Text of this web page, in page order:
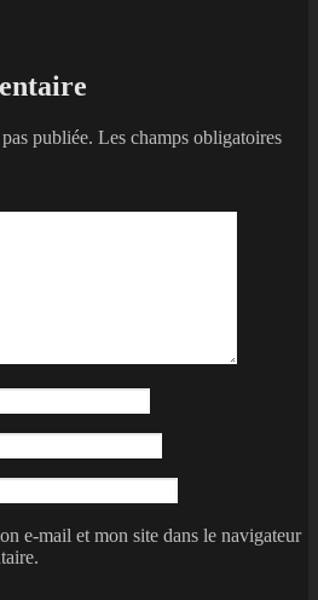
publiée. Les champs obligatoires
e-mail et mon site dans le navigateur